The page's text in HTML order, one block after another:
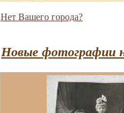
Нет Вашего города?
Новые фотографии